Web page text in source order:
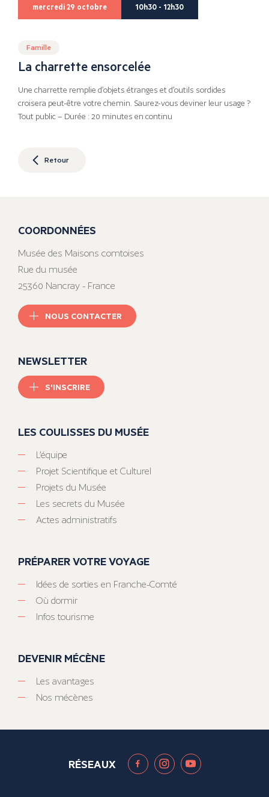
mercredi 29 octobre 10h30 - 12h30
Famille
La charrette ensorcelée
Une charrette remplie d’objets étranges et d’outils sordides
croisera peut-être votre chemin. Saurez-vous deviner leur usage ?
Tout public – Durée : 20 minutes en continu
Retour
COORDONNÉES
Musée des Maisons comtoises
Rue du musée
25360 Nancray - France
NOUS CONTACTER
NEWSLETTER
S'INSCRIRE
LES COULISSES DU MUSÉE
L’équipe
Projet Scientifique et Culturel
Projets du Musée
Les secrets du Musée
Actes administratifs
PRÉPARER VOTRE VOYAGE
Idées de sorties en Franche-Comté
Où dormir
Infos tourisme
DEVENIR MÉCÈNE
Les avantages
Nos mécènes
RÉSEAUX